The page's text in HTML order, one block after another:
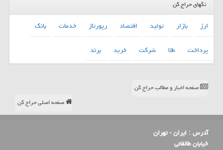
تگهای حراج کن
ارز بازار تولید اقتصاد رپورتاژ خدمات
بانك
پرداخت
طلا شركت خرید برند
صفحه اخبار و مطالب حراج کن
صفحه اصلی حراج کن
آدرس : ایران - تهران
خیابان طالقانی